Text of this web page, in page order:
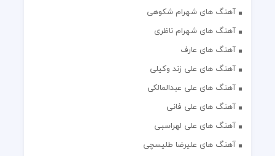
آهنگ های شهرام شکوهی
آهنگ های شهرام ناظری
آهنگ های عارف
آهنگ های علی زند وکیلی
آهنگ های علی عبدالمالکی
آهنگ های علی فانی
آهنگ های علی لهراسبی
آهنگ های علیرضا طلیسچی